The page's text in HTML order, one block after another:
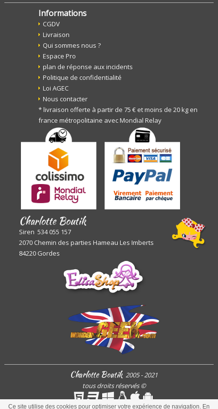
Ce site utilise des cookies pour optimiser votre expérience de navigation. En
Informations
CGDV
Livraison
Qui sommes nous ?
Espace Pro
plan de réponse aux incidents
Politique de confidentialité
Loi AGEC
Nous contacter
* livraison offerte à partir de 75 € et moins de 20 kg en
france métropolitaine avec Mondial Relay
Charlotte Boutik
Siren 534 055 157
2070 Chemin des parties Hameau Les Imberts
84220 Gordes
Charlotte Boutik 2005 - 2021
tous droits réservés©